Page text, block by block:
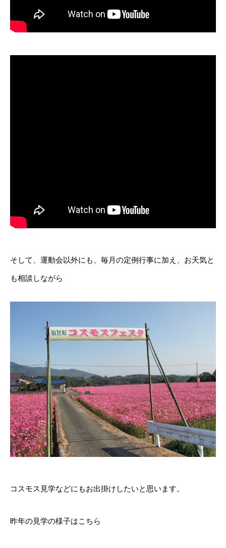
そして、運動会以外にも、毎月の定例行事に加え、お天気と
も相談しながら
コスモス見学などにもお出掛けしたいと思います。
昨年の見学の様子はこちら